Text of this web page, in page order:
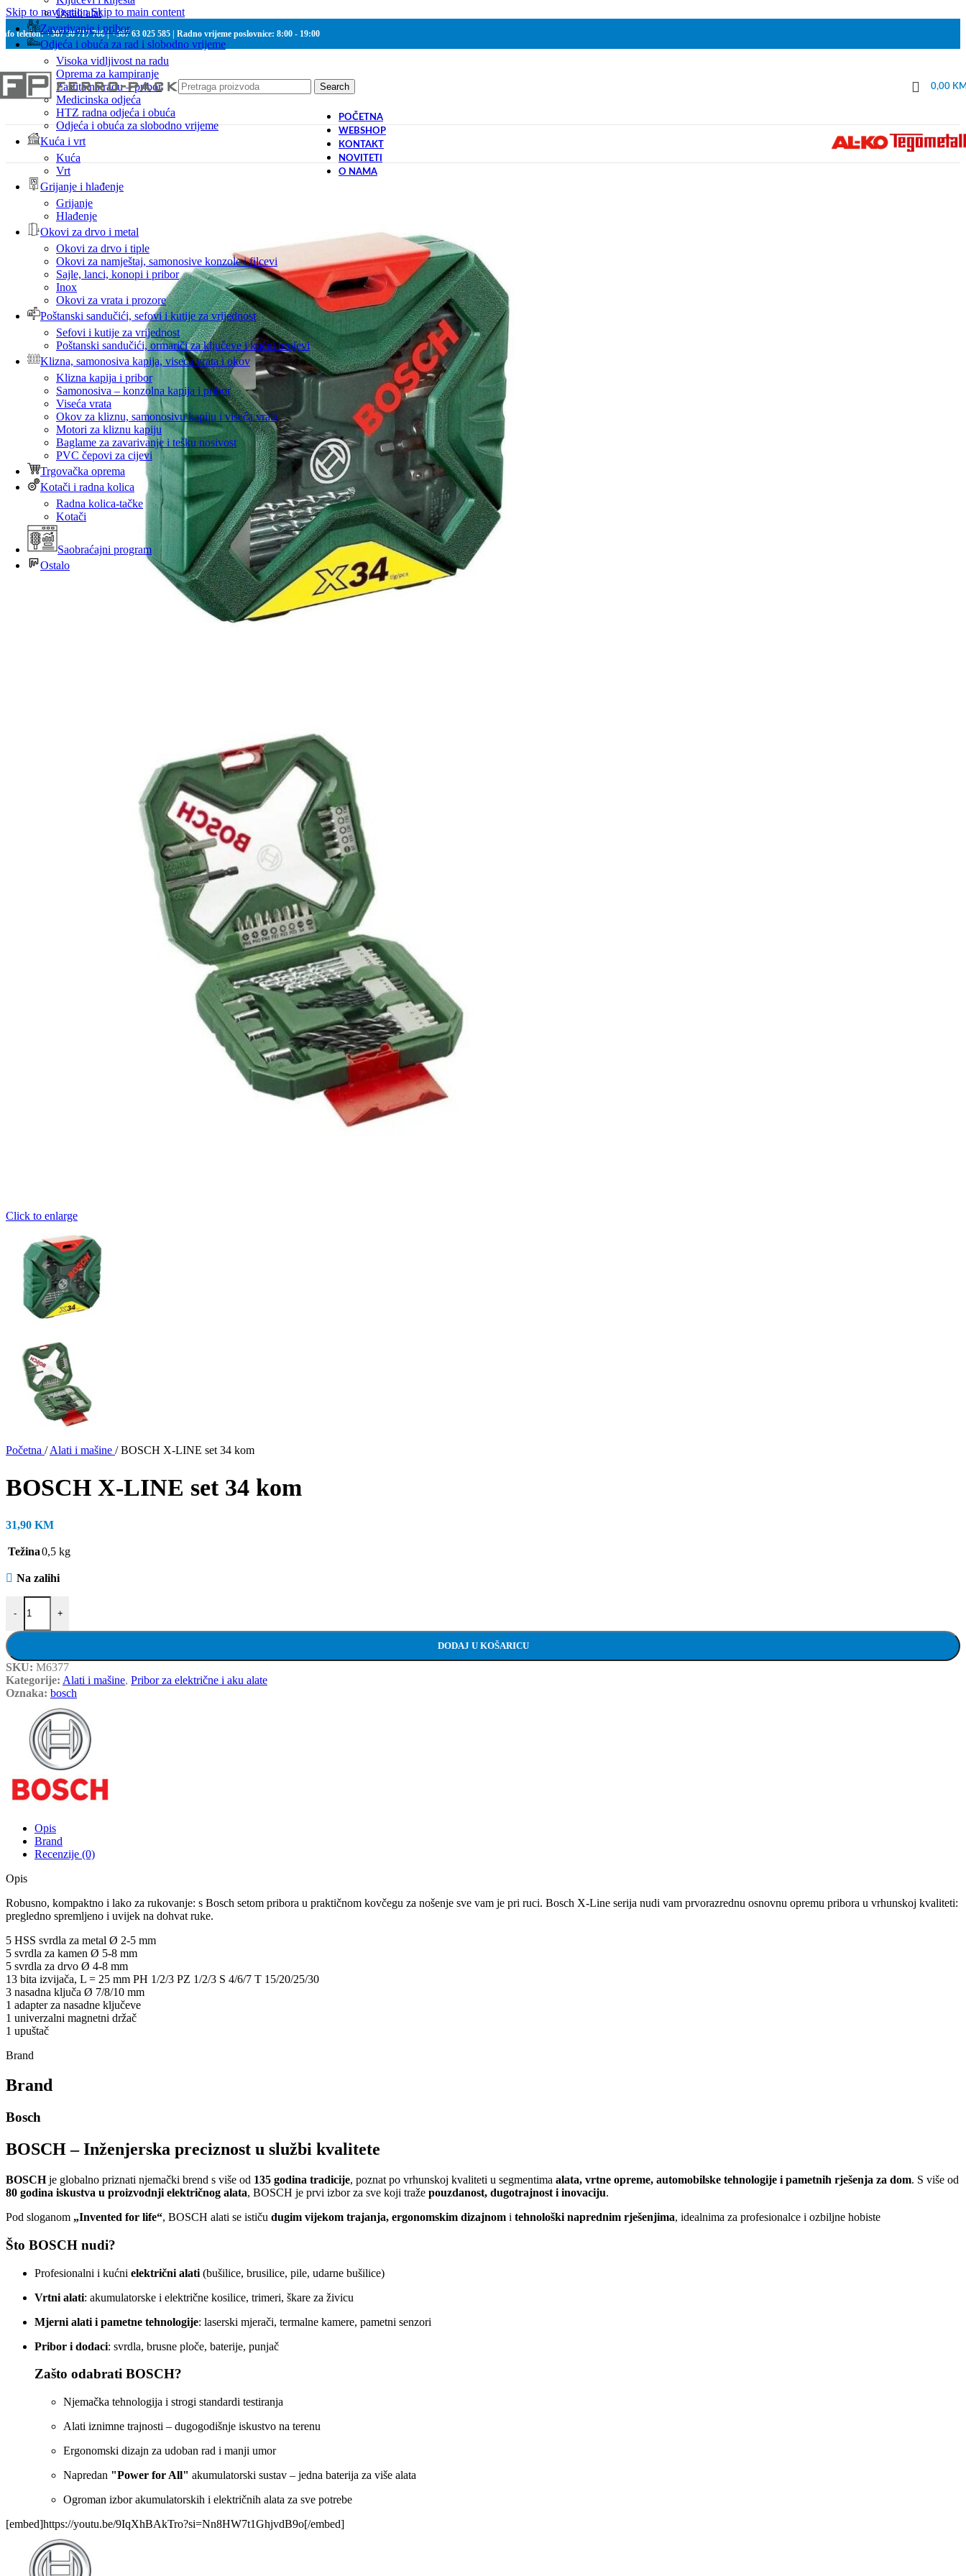
Skip to navigationSkip to main content
telefon: +387 30 717 700 | +387 63 025 585 | Radno vrijeme poslovnice: 8:00 - 19:00
Search 0,00
Ostali alat
Zavarivanje i pribor
Odjeća i obuća za rad i slobodno vrijeme
Visoka vidljivost na radu
Oprema za kampiranje
Zaštita na radu – pribor
Medicinska odjeća
HTZ radna odjeća i obuća
Odjeća i obuća za slobodno vrijeme
Kuća i vrt
Kuća
Vrt
Grijanje i hlađenje
Grijanje
Hlađenje
Okovi za drvo i metal
Okovi za drvo i tiple
Okovi za namještaj, samonosive konzole i filcevi
Sajle, lanci, konopi i pribor
Inox
Okovi za vrata i prozore
Poštanski sandučići, sefovi i kutije za vrijednost
Sefovi i kutije za vrijednost
Poštanski sandučići, ormariči za ključeve i kućni brojevi
Klizna, samonosiva kapija, viseća vrata i okov
Klizna kapija i pribor
Samonosiva – konzolna kapija i pribor
Viseća vrata
Okov za kliznu, samonosivu kapiju i viseća vrata
Motori za kliznu kapiju
Baglame za zavarivanje i tešku nosivost
PVC čepovi za cijevi
Trgovačka oprema
Kotači i radna kolica
Radna kolica-tačke
Kotači
Saobraćajni program
Ostalo
POČETNA
WEBSHOP
KONTAKT
NOVITETI
O NAMA
Click to enlarge
Početna / Alati i mašine / BOSCH X-LINE set 34 kom
BOSCH X-LINE set 34 kom
31,90 KM
Težina0,5 kg
Na zalihi
-
BOSCH X-LINE set 34 kom količina
+
DODAJ U KOŠARICU
SKU: M6377
Kategorije: Alati i mašine, Pribor za električne i aku alate
Oznaka: bosch
Opis
Brand
Recenzije (0)
Opis
Robusno, kompaktno i lako za rukovanje: s Bosch setom pribora u praktičnom kovčegu za nošenje sve vam je pri ruci. Bosch X-Line serija nudi vam prvorazrednu osnovnu opremu pribora u vrhunskoj kvaliteti:
pregledno spremljeno i uvijek na dohvat ruke.
5 HSS svrdla za metal Ø 2-5 mm
5 svrdla za kamen Ø 5-8 mm
5 svrdla za drvo Ø 4-8 mm
13 bita izvijača, L = 25 mm PH 1/2/3 PZ 1/2/3 S 4/6/7 T 15/20/25/30
3 nasadna ključa Ø 7/8/10 mm
1 adapter za nasadne ključeve
1 univerzalni magnetni držač
1 upuštač
Brand
Brand
Bosch
BOSCH – Inženjerska preciznost u službi kvalitete
BOSCHje globalno priznati njemački brend s više od 135 godina tradicije, poznat po vrhunskoj kvaliteti u segmentima alata, vrtne opreme, automobilske tehnologije i pametnih rješenja za dom. S više od
80 godina iskustva u proizvodnji električnog alata, BOSCH je prvi izbor za sve koji traže pouzdanost, dugotrajnost i inovaciju.
Pod sloganom „Invented for life“, BOSCH alati se ističu dugim vijekom trajanja, ergonomskim dizajnom i tehnološki naprednim rješenjima, idealnima za profesionalce i ozbiljne hobiste
Što BOSCH nudi?
Profesionalni i kućni električni alati (bušilice, brusilice, pile, udarne bušilice)
Vrtni alati: akumulatorske i električne kosilice, trimeri, škare za živicu
Mjerni alati i pametne tehnologije: laserski mjerači, termalne kamere, pametni senzori
Pribor i dodaci: svrdla, brusne ploče, baterije, punjač
Zašto odabrati BOSCH?
Njemačka tehnologija i strogi standardi testiranja
Alati iznimne trajnosti – dugogodišnje iskustvo na terenu
Ergonomski dizajn za udoban rad i manji umor
Napredan "Power for All" akumulatorski sustav – jedna baterija za više alata
Ogroman izbor akumulatorskih i električnih alata za sve potrebe
[embed]https://youtu.be/9IqXhBAkTro?si=Nn8HW7t1GhjvdB9o[/embed]